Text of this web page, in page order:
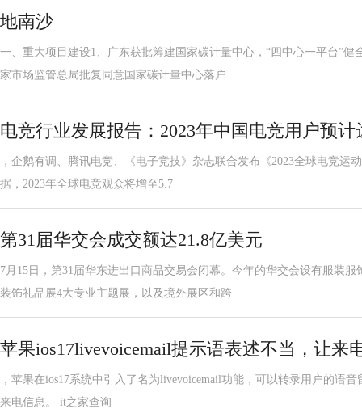
地南沙
一、重大项目建设1、广东获批筹建国家碳计量中心，“四中心一平台”健
家市场监管总局批复同意国家碳计量中心落户
电竞行业发展报告：2023年中国电竞用户预计
，企鹅有调、腾讯电竞、《电子竞技》杂志联合发布《2023全球电竞运
据，2023年全球电竞观众将增至5.7
第31届华交会成交额达21.8亿美元
7月15日，第31届华东进出口商品交易会闭幕。今年的华交会设有服装
装饰礼品展4大专业主题展，以及境外展区和跨
苹果ios17livevoicemail提示语表述不当，让来
，苹果在ios17系统中引入了名为livevoicemail功能，可以转录用户的语
来电信息。 it之家查询